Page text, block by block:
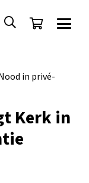
in privé-
Kerk in